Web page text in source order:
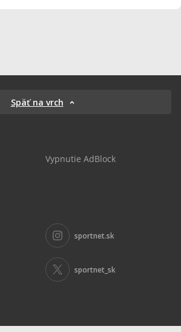
Späť na vrch
Vypnutie AdBlock
sportnet.sk
sportnet_sk